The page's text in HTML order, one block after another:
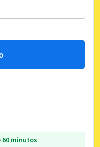
60 minutos